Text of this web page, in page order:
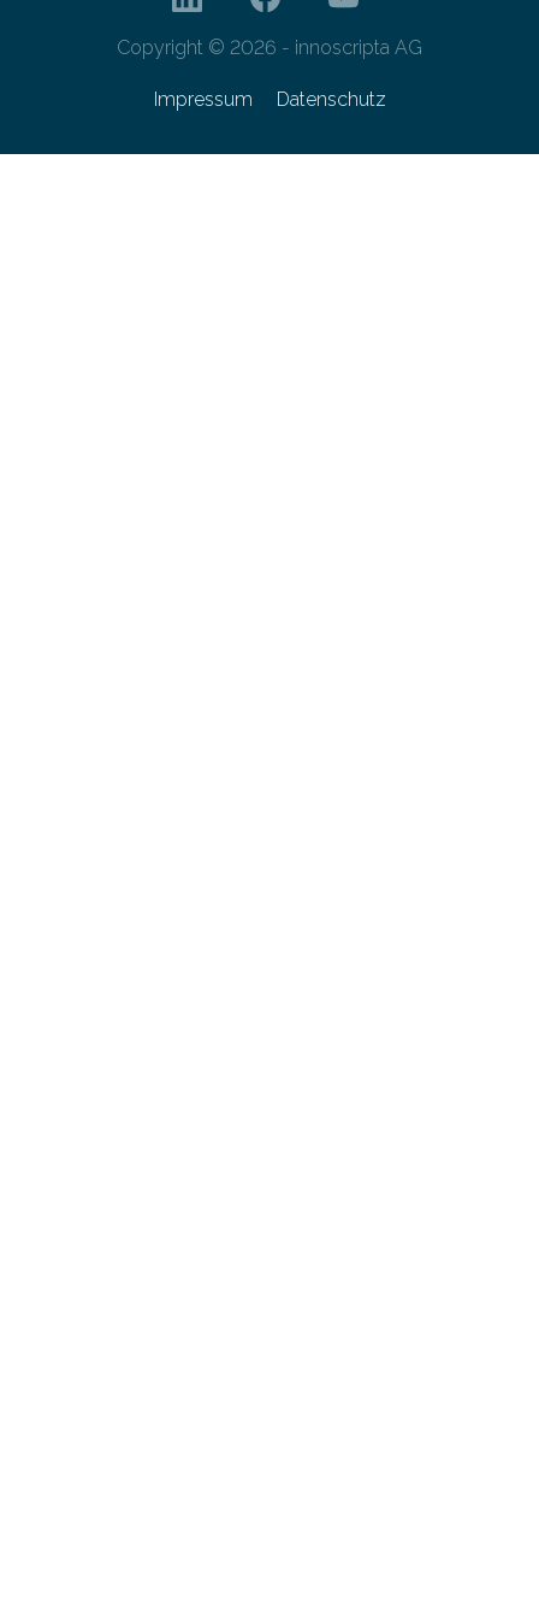
Copyright © 2026 - innoscripta AG
Impressum Datenschutz